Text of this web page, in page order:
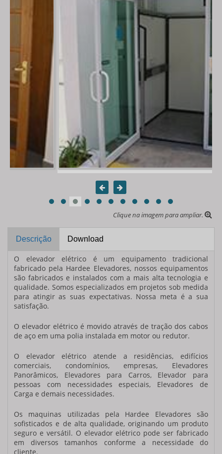
Clique na imagem para ampliar.
Descrição Download
O elevador elétrico é um equipamento tradicional
fabricado pela Hardee Elevadores, nossos equipamentos
são fabricados e instalados com a mais alta tecnologia e
qualidade. Somos especializados em projetos sob medida
para atingir as suas expectativas. Nossa meta é a sua
satisfação.
O elevador elétrico é movido através de tração dos cabos
de aço em uma polia instalada em motor ou redutor.
O elevador elétrico atende a residências, edifícios
comerciais, condomínios, empresas, Elevadores
Panorâmicos, Elevadores para Carros, Elevador para
pessoas com necessidades especiais, Elevadores de
Carga e demais necessidades.
Os maquinas utilizadas pela Hardee Elevadores são
sofisticados e de alta qualidade, originando um produto
seguro e versátil. O elevador elétrico pode ser fabricado
em diversos tamanhos conforme a necessidade do
cliente.